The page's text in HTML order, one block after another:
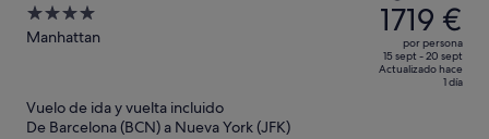
Square
4
out
Manhattan
precio
era
de
2588 €,
1719 €
por persona
15 sept - 20 sept
Actualizado hace
1 día
Vuelo de ida y vuelta incluido
De Barcelona (BCN) a Nueva York (JFK)